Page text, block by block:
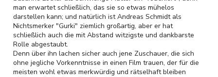
man erwartet schließlich, das sie so etwas mühelos
darstellen kann; und natürlich ist Andreas Schmidt als
Nichtsmerker "Gurki" ziemlich großartig, aber er hat
schließlich auch die mit Abstand witzigste und dankbarste
Rolle abgestaubt.
Denn über ihn lachen sicher auch jene Zuschauer, die sich
ohne jegliche Vorkenntnisse in einen Film trauen, der für die
meisten wohl etwas merkwürdig und rätselhaft bleiben